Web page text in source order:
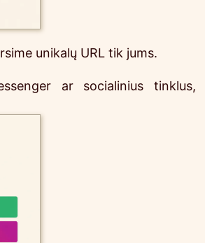
unikalų URL tik jums.
ar socialinius tinklus,